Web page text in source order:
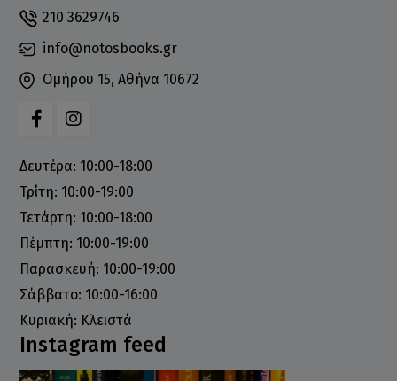
210 3629746
info@notosbooks.gr
Ομήρου 15, Αθήνα 10672
Δευτέρα: 10:00-18:00
Τρίτη: 10:00-19:00
Τετάρτη: 10:00-18:00
Πέμπτη: 10:00-19:00
Παρασκευή: 10:00-19:00
Σάββατο: 10:00-16:00
Κυριακή: Κλειστά
Instagram feed